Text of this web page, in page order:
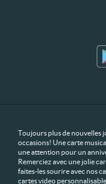
Toujours plus de nouvelles
occasions! Une carte
une attention pour un
Remerciez avec une jolie
faites-les sourire avec nos
cartes video